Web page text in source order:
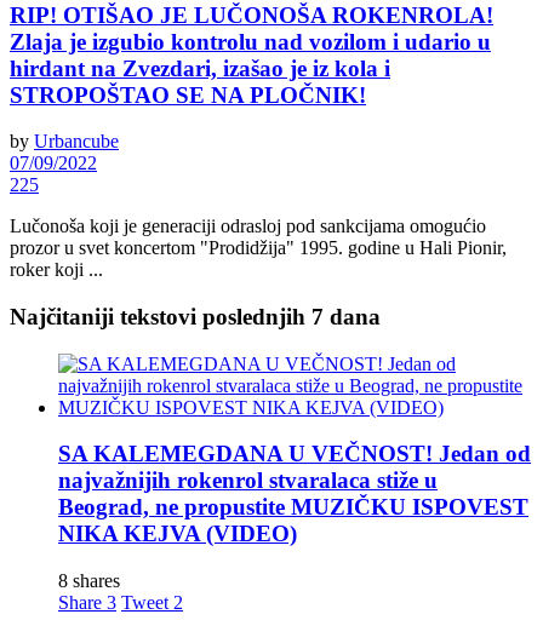
RIP! OTIŠAO JE LUČONOŠA ROKENROLA!
Zlaja je izgubio kontrolu nad vozilom i udario u
hirdant na Zvezdari, izašao je iz kola i
STROPOŠTAO SE NA PLOČNIK!
by Urbancube
07/09/2022
225
Lučonoša koji je generaciji odrasloj pod sankcijama omogućio
prozor u svet koncertom "Prodidžija" 1995. godine u Hali Pionir,
roker koji ...
Najčitaniji tekstovi poslednjih 7 dana
SA KALEMEGDANA U VEČNOST! Jedan od
najvažnijih rokenrol stvaralaca stiže u
Beograd, ne propustite MUZIČKU ISPOVEST
NIKA KEJVA (VIDEO)
8 shares
Share 3 Tweet 2